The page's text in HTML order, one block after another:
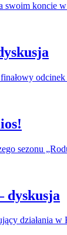
koncie
sezonu
dyskusja